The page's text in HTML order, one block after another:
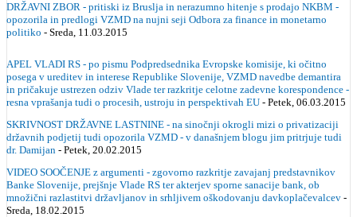
DRŽAVNI ZBOR - pritiski iz Bruslja in nerazumno hitenje s prodajo NKBM -
opozorila in predlogi VZMD na nujni seji Odbora za finance in monetarno
politiko - Sreda, 11.03.2015
APEL VLADI RS - po pismu Podpredsednika Evropske komisije, ki očitno
posega v ureditev in interese Republike Slovenije, VZMD navedbe demantira
in pričakuje ustrezen odziv Vlade ter razkritje celotne zadevne korespondence -
resna vprašanja tudi o procesih, ustroju in perspektivah EU - Petek, 06.03.2015
SKRIVNOST DRŽAVNE LASTNINE - na sinočnji okrogli mizi o privatizaciji
državnih podjetij tudi opozorila VZMD - v današnjem blogu jim pritrjuje tudi
dr. Damijan - Petek, 20.02.2015
VIDEO SOOČENJE z argumenti - zgovorno razkritje zavajanj predstavnikov
Banke Slovenije, prejšnje Vlade RS ter akterjev sporne sanacije bank, ob
množični razlastitvi državljanov in srhljivem oškodovanju davkoplačevalcev -
Sreda, 18.02.2015